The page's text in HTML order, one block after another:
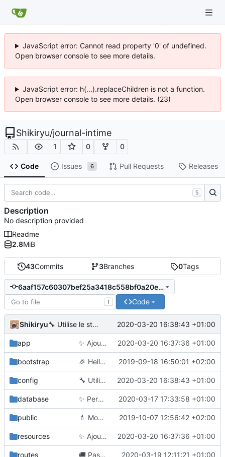
JavaScript error: Cannot read property '0' of undefined.
Open browser console to see more details.
JavaScript error: h(...).replaceChildren is not a function.
Open browser console to see more details. (23)
Shikiryu/journal-intime
1 0 0
Code Issues 6 Pull Requests Releases
43Commits 3Branches 0Tags
6aaf157c60307bef25a3418c558bf0a20eeb1f87
T Code
Shikiryu🔧 Utilise le stockage privé pour les images 2020-03-20 16:38:43 +01:00
app ✨ Ajoute la notification journalière 2020-03-20 16:37:36 +01:00
bootstrap 🎉 Hello world 2019-09-18 16:50:01 +02:00
config 🔧 Utilise le stockage privé pour les images 2020-03-20 16:38:43 +01:00
database ✨ Permet la mise à jour du profil 2020-03-17 17:33:58 +01:00
public 💄 Modifie l'aspect 2019-10-07 12:56:42 +02:00
resources ✨ Ajoute la notification journalière 2020-03-20 16:37:36 +01:00
routes 🚚 Passe toutes les images sous MediaLibrary 2020-03-19 12:11:21 +01:00
S
Description
No description provided
Readme
2.8MiB